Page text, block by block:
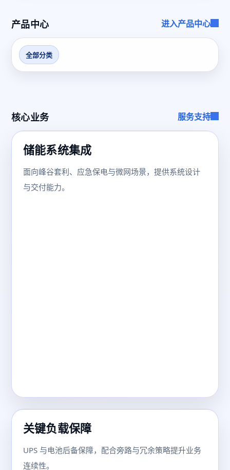
产品中心 进入产品中心
全部分类
核心业务 服务支持
储能系统集成
面向峰谷套利、应急保电与微网场景，提供系统设计
与交付能力。
关键负载保障
UPS 与电池后备保障，配合旁路与冗余策略提升业务
连续性。